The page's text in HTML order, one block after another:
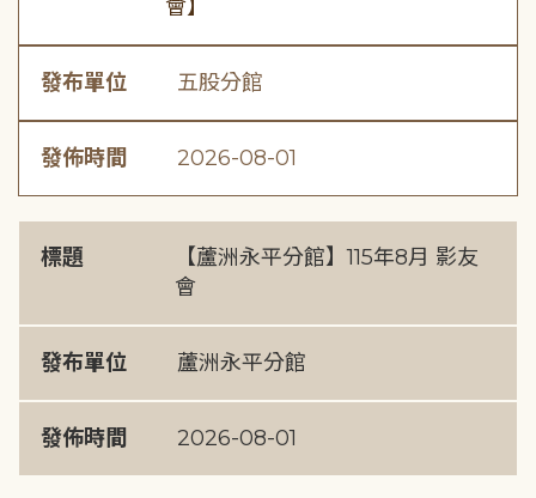
會】
發布單位 五股分館
發佈時間 2026-08-01
標題
【蘆洲永平分館】115年8月 影友
會
發布單位 蘆洲永平分館
發佈時間 2026-08-01